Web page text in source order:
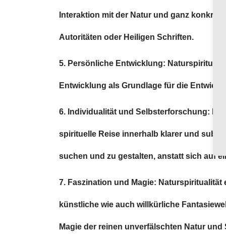
Interaktion mit der Natur und ganz
Autoritäten oder Heiligen Schriften.
5. Persönliche Entwicklung:
Entwicklung als Grundlage für die
6. Individualität und Selbsterforschung:
spirituelle Reise innerhalb klarer und
suchen und zu gestalten, anstatt sich auf
7. Faszination und Magie:
künstliche wie auch willkürliche
Magie der reinen unverfälschten Natur und